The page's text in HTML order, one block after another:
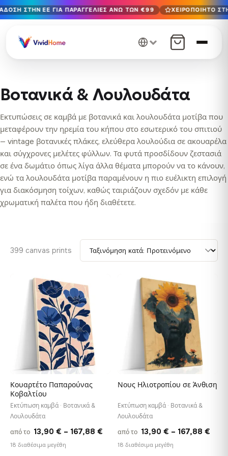
Δωρεάν παράδοση στην ΕΕ για παραγγελίες άνω των €99
12+ χρόνια χειροτεχνίας · Μόνο υλικά υψηλής ποιότητας
ΣΤΗΝ ΕΕ ΓΙΑ ΠΑΡΑΓΓΕΛΊΕΣ ΆΝΩ ΤΩΝ €99 ΧΕΙΡΟΠΟΊΗΤΟ
Βοτανικά & Λουλουδάτα
Εκτυπώσεις σε καμβά με βοτανικά και λουλουδάτα μοτίβα που
μεταφέρουν την ηρεμία του κήπου στο εσωτερικό του σπιτιού
— vintage βοτανικές πλάκες, ελεύθερα λουλούδια σε ακουαρέλα
και σύγχρονες μελέτες φύλλων. Τα φυτά προσδίδουν ζεστασιά
σε ένα δωμάτιο όπως λίγα άλλα θέματα μπορούν να το κάνουν,
ενώ τα λουλουδάτα μοτίβα παραμένουν η πιο ευέλικτη επιλογή
για διακόσμηση τοίχων, καθώς ταιριάζουν σχεδόν με κάθε
χρωματική παλέτα που ήδη διαθέτετε.
399 canvas prints
Κουαρτέτο Παπαρούνας
Κοβαλτίου
Εκτύπωση καμβά · Βοτανικά &
Λουλουδάτα
από το 13,90 € – 167,88 € Price
range:
18 διαθέσιμα μεγέθη
Νους Ηλιοτροπίου σε Άνθιση
Εκτύπωση καμβά · Βοτανικά &
Λουλουδάτα
από το 13,90 € – 167,88 €
18 διαθέσιμα μεγέθη